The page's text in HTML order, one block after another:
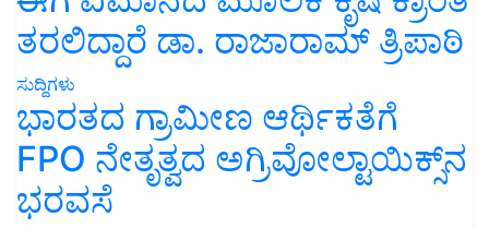
ತರಲಿದ್ದಾರೆ ಡಾ. ರಾಜಾರಾಮ್ ತ್ರಿಪಾಠಿ
ಸುದ್ದಿಗಳು
ಭಾರತದ ಗ್ರಾಮೀಣ ಆರ್ಥಿಕತೆಗೆ
FPO ನೇತೃತ್ವದ ಅಗ್ರಿವೋಲ್ಟಾಯಿಕ್ಸ್‌ನ
ಭರವಸೆ